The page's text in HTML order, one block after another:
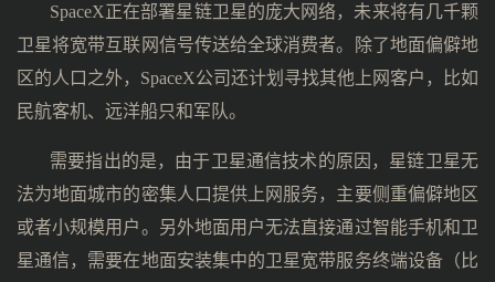
SpaceX正在部署星链卫星的庞大网络，未来将有几千颗
卫星将宽带互联网信号传送给全球消费者。除了地面偏僻地
区的人口之外，SpaceX公司还计划寻找其他上网客户，比如
民航客机、远洋船只和军队。
需要指出的是，由于卫星通信技术的原因，星链卫星无
法为地面城市的密集人口提供上网服务，主要侧重偏僻地区
或者小规模用户。另外地面用户无法直接通过智能手机和卫
星通信，需要在地面安装集中的卫星宽带服务终端设备（比